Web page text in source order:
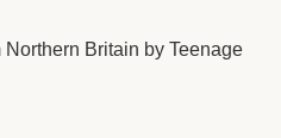
Northern Britain by Teenage